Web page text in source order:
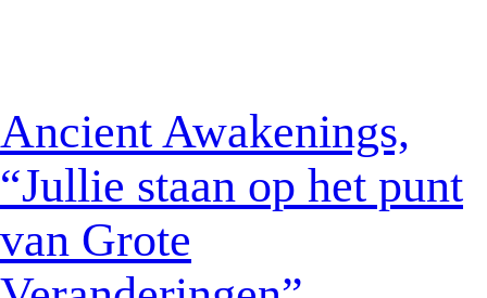
Ancient Awakenings,
“Jullie staan op het punt
van Grote